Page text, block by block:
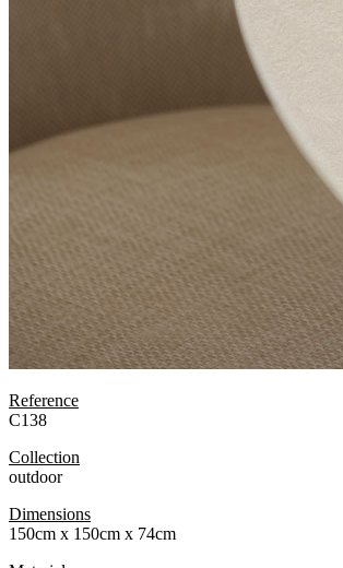
Reference
C138
Collection
outdoor
Dimensions
150cm x 150cm x 74cm